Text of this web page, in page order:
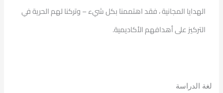
الهدايا المجانية ، فقد اهتممنا بكل شيء – وتركنا لهم الحرية في
التركيز على أهدافهم الأكاديمية.
لغة الدراسة